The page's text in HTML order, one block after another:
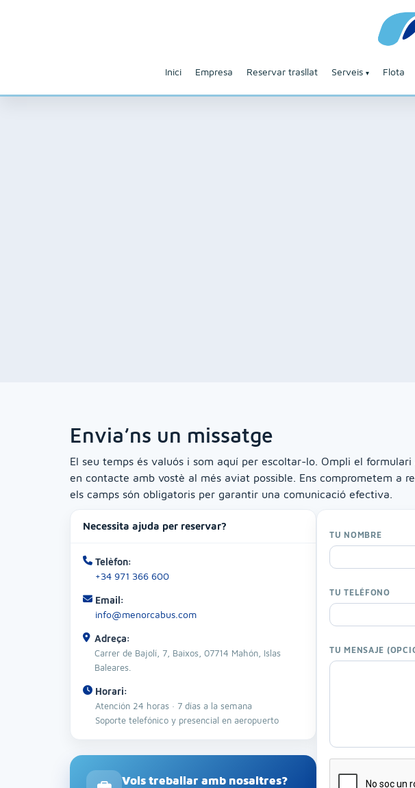
Inici Empresa Reservar trasllat Serveis Flota
Envia’ns un missatge
El seu temps és valuós i som aquí per escoltar-lo. Ompli el
en contacte amb vostè al més aviat possible. Ens comprometem a
els camps són obligatoris per garantir una comunicació efectiva.
Necessita ajuda per reservar?
Telèfon:
+34 971 366 600
Email:
info@menorcabus.com
Adreça:
Carrer de Bajolí, 7, Baixos, 07714 Mahón, Islas
Baleares.
Horari:
Atención 24 horas · 7 días a la semana
Soporte telefónico y presencial en aeropuerto
Vols treballar amb nosaltres?
TU NOMBRE
TU TELÉFONO
TU MENSAJE